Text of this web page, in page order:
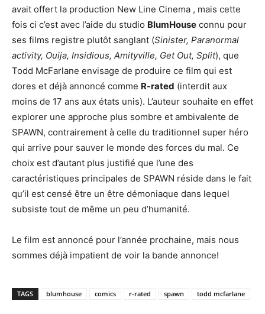
avait offert la production New Line Cinema , mais cette
fois ci c’est avec l’aide du studio BlumHouse connu pour
ses films registre plutôt sanglant (Sinister, Paranormal
activity, Ouija, Insidious, Amityville, Get Out, Split), que
Todd McFarlane envisage de produire ce film qui est
dores et déjà annoncé comme R-rated (interdit aux
moins de 17 ans aux états unis). L’auteur souhaite en effet
explorer une approche plus sombre et ambivalente de
SPAWN, contrairement à celle du traditionnel super héro
qui arrive pour sauver le monde des forces du mal. Ce
choix est d’autant plus justifié que l’une des
caractéristiques principales de SPAWN réside dans le fait
qu’il est censé être un être démoniaque dans lequel
subsiste tout de même un peu d’humanité.
Le film est annoncé pour l’année prochaine, mais nous
sommes déjà impatient de voir la bande annonce!
TAGS blumhouse comics r-rated spawn todd mcfarlane